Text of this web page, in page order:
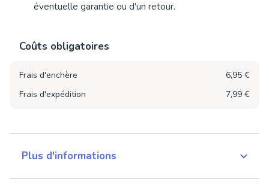
éventuelle garantie ou d'un retour.
Coûts obligatoires
Frais d'enchère
6,95 €
Frais d'expédition
7,99 €
Plus d'informations